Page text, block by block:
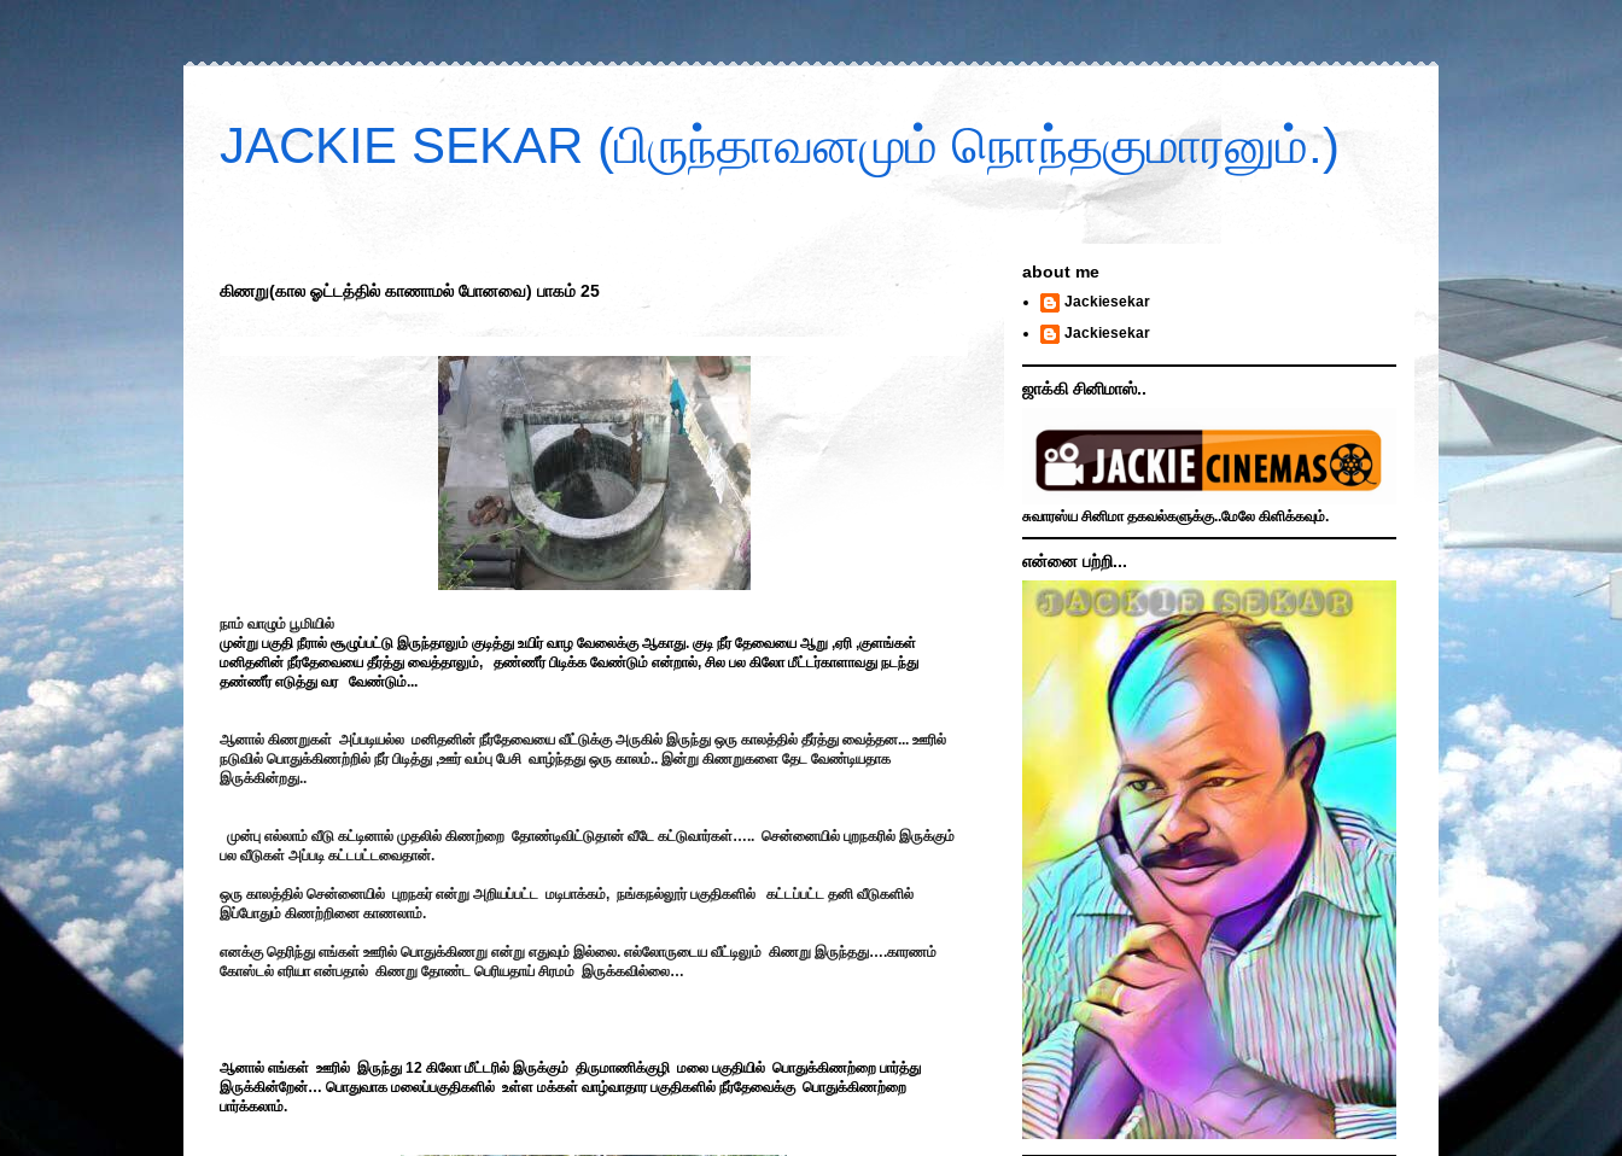
JACKIE SEKAR (பிருந்தாவனமும் நொந்தகுமாரனும்.)
கிணறு(கால ஓட்டத்தில் காணாமல் போனவை) பாகம் 25
நாம் வாழும் பூமியில்
முன்று பகுதி நீரால் சூழுப்பட்டு இருந்தாலும் குடித்து உயிர் வாழ வேலைக்கு ஆகாது. குடி நீர் தேவையை ஆறு ,ஏரி ,குளங்கள்
மனிதனின் நீர்தேவையை தீர்த்து வைத்தாலும், தண்ணீர் பிடிக்க வேண்டும் என்றால், சில பல கிலோ மீட்டர்காளாவது நடந்து
தண்ணீர் எடுத்து வர வேண்டும்...
ஆனால் கிணறுகள் அப்படியல்ல மனிதனின் நீர்தேவையை வீட்டுக்கு அருகில் இருந்து ஒரு காலத்தில் தீர்த்து வைத்தன... ஊரில்
நடுவில் பொதுக்கிணற்றில் நீர் பிடித்து ,ஊர் வம்பு பேசி வாழ்ந்தது ஒரு காலம்.. இன்று கிணறுகளை தேட வேண்டியதாக
இருக்கின்றது..
முன்பு எல்லாம் வீடு கட்டினால் முதலில் கிணற்றை தோண்டிவிட்டுதான் வீடே கட்டுவார்கள்….. சென்னையில் புறநகரில் இருக்கும்
பல வீடுகள் அப்படி கட்டபட்டவைதான்.
ஒரு காலத்தில் சென்னையில் புறநகர் என்று அறியப்பட்ட மடிபாக்கம், நங்கநல்லூர் பகுதிகளில் கட்டப்பட்ட தனி வீடுகளில்
இப்போதும் கிணற்றினை காணலாம்.
எனக்கு தெரிந்து எங்கள் ஊரில் பொதுக்கிணறு என்று எதுவும் இல்லை. எல்லோருடைய வீட்டிலும் கிணறு இருந்தது….காரணம்
கோஸ்டல் எரியா என்பதால் கிணறு தோண்ட பெரியதாய் சிரமம் இருக்கவில்லை…
ஆனால் எங்கள் ஊரில் இருந்து 12 கிலோ மீட்டரில் இருக்கும் திருமாணிக்குழி மலை பகுதியில் பொதுக்கிணற்றை பார்த்து
இருக்கின்றேன்… பொதுவாக மலைப்பகுதிகளில் உள்ள மக்கள் வாழ்வாதார பகுதிகளில் நீர்தேவைக்கு பொதுக்கிணற்றை
பார்க்கலாம்.
about me
Jackiesekar
Jackiesekar
ஜாக்கி சினிமாஸ்..
சுவாரஸ்ய சினிமா தகவல்களுக்கு..மேலே கிளிக்கவும்.
என்னை பற்றி...